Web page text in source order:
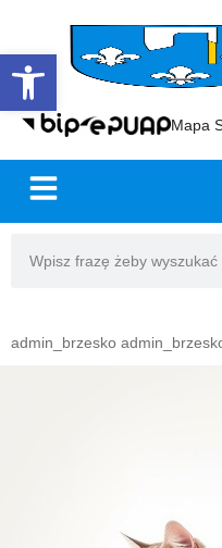
Open toolbar
Mapa
admin_brzesko